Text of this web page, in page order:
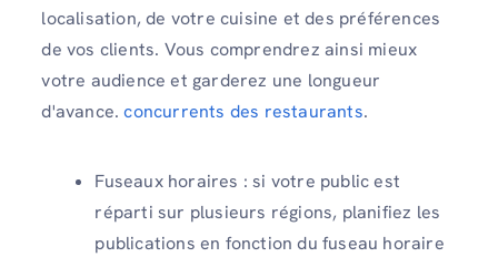
localisation, de votre cuisine et des préférences
de vos clients. Vous comprendrez ainsi mieux
votre audience et garderez une longueur
d'avance.concurrents des restaurants.
Fuseaux horaires : si votre public est
réparti sur plusieurs régions, planifiez les
publications en fonction du fuseau horaire